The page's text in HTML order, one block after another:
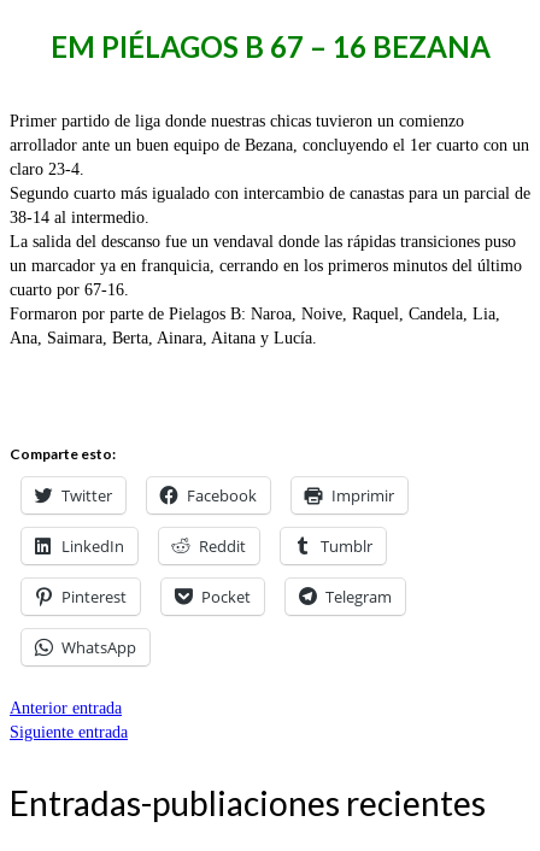
EM PIÉLAGOS B 67 – 16 BEZANA
Primer partido de liga donde nuestras chicas tuvieron un comienzo
arrollador ante un buen equipo de Bezana, concluyendo el 1er cuarto con un
claro 23-4.
Segundo cuarto más igualado con intercambio de canastas para un parcial de
38-14 al intermedio.
La salida del descanso fue un vendaval donde las rápidas transiciones puso
un marcador ya en franquicia, cerrando en los primeros minutos del último
cuarto por 67-16.
Formaron por parte de Pielagos B: Naroa, Noive, Raquel, Candela, Lia,
Ana, Saimara, Berta, Ainara, Aitana y Lucía.
Comparte esto:
Twitter Facebook Imprimir
LinkedIn Reddit Tumblr
Pinterest Pocket Telegram
WhatsApp
Anterior entrada
Siguiente entrada
Entradas-publiaciones recientes